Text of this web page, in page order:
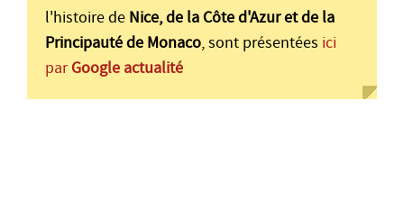
l'histoire de Nice, de la Côte d'Azur et de la
Principauté de Monaco, sont présentées ici
par Google actualité